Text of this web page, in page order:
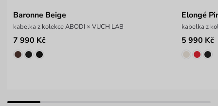
Baronne Beige
kabelka z kolekce ABODI × VUCH LAB
7 990 Kč
Elongé
kabelka z
5 990 Kč